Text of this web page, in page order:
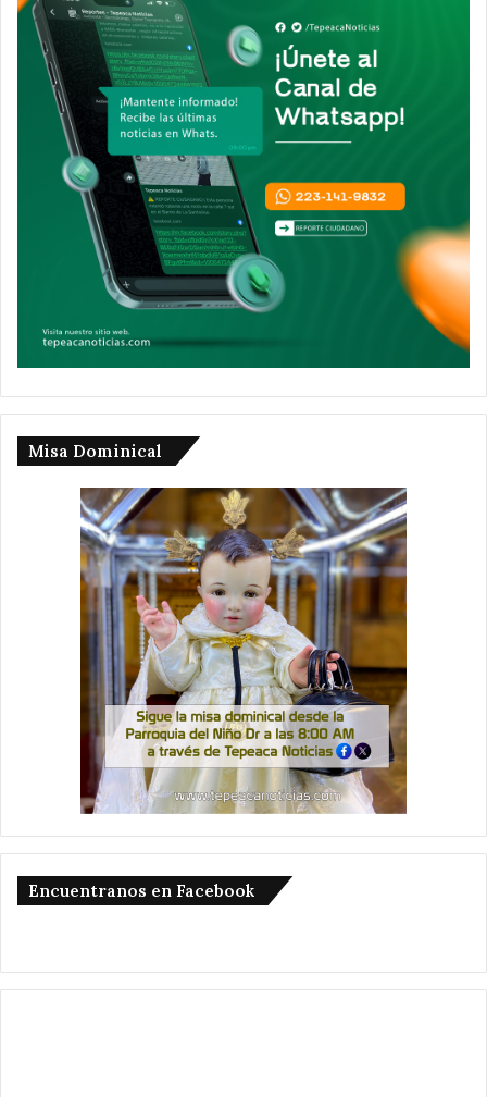
Misa Dominical
Encuentranos en Facebook